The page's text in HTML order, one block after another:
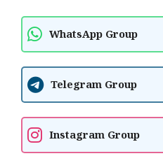
WhatsApp Group
Telegram Group
Instagram Group